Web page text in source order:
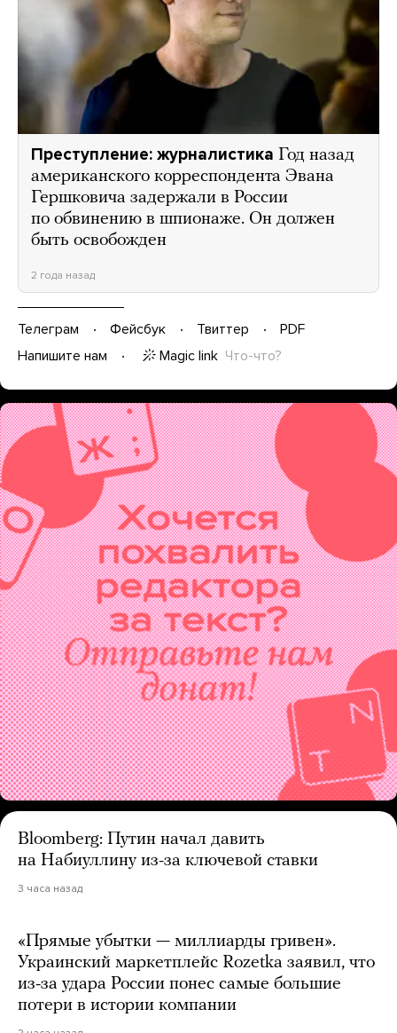
Преступление: журналистика Год назад
американского корреспондента Эвана
Гершковича задержали в России
по обвинению в шпионаже. Он должен
быть освобожден
2 года назад
Телеграм Фейсбук Твиттер
PDF
Напишите нам
Magic link Что-что?
Bloomberg: Путин начал давить
на Набиуллину из-за ключевой ставки
3 часа назад
«Прямые убытки — миллиарды гривен».
Украинский маркетплейс Rozetka заявил, что
из-за удара России понес самые большие
потери в истории компании